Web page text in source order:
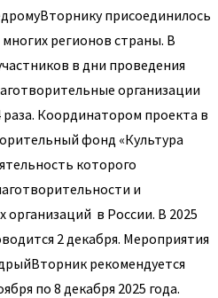
присоединилось
регионов страны. В
в дни проведения
организации
раза. Координатором проекта в
фонд «Культура
которого
и
организаций в России. В 2025
2 декабря. Мероприятия
рекомендуется
по 8 декабря 2025 года.